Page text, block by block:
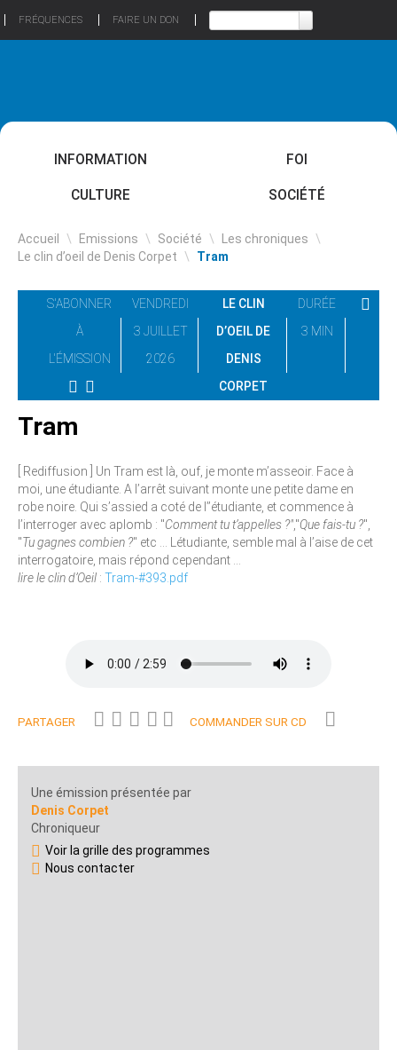
FRÉQUENCES FAIRE UN DON
INFORMATION FOI
CULTURE SOCIÉTÉ
Accueil \ Emissions \ Société \ Les chroniques \
Le clin d’oeil de Denis Corpet \ Tram
S'ABONNER
À
L'ÉMISSION
VENDREDI
3 JUILLET
2026
LE CLIN
D’OEIL DE
DENIS
CORPET
DURÉE
3 MIN
Tram
[ Rediffusion ] Un Tram est là, ouf, je monte m’asseoir. Face à
moi, une étudiante. A l’arrêt suivant monte une petite dame en
robe noire. Qui s’assied a coté de l’’étudiante, et commence à
l’interroger avec aplomb : "Comment tu t’appelles ?","Que fais-tu ?",
"Tu gagnes combien ?" etc ... Létudiante, semble mal à l’aise de cet
interrogatoire, mais répond cependant ...
lire le clin d’Oeil : Tram-#393.pdf
PARTAGER COMMANDER SUR CD
Une émission présentée par
Denis Corpet
Chroniqueur
Voir la grille des programmes
Nous contacter